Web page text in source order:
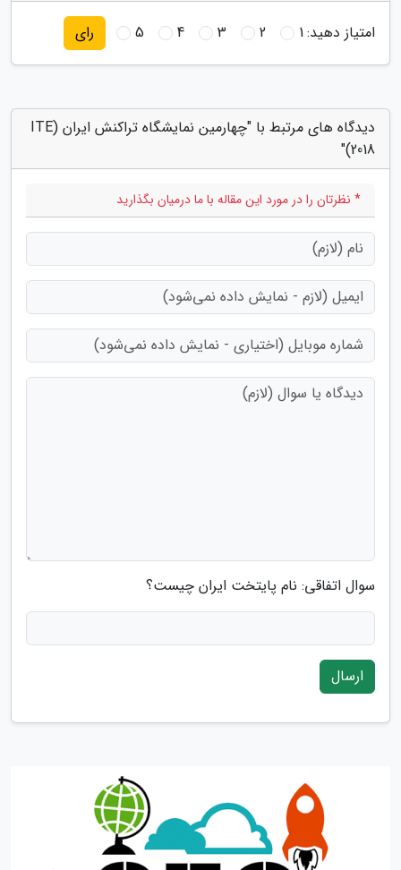
امتیاز دهید:1
2
3
4
5 رای
دیدگاه های مرتبط با "چهارمین نمایشگاه تراکنش ایران (ITE
2018)"
* نظرتان را در مورد این مقاله با ما درمیان بگذارید
سوال اتفاقی: نام پایتخت ایران چیست؟
ارسال